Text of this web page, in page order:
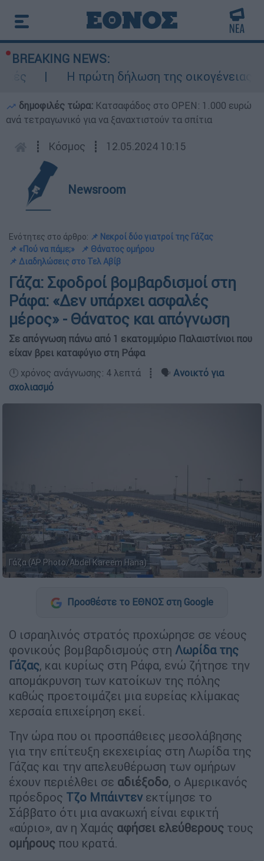
BREAKING NEWS:
Η πρώτη δήλωση της οικογένειας της
δημοφιλές τώρα: Κατσαφάδος στο OPEN: 1.000 ευρώ
ανά τετραγωνικό για να ξαναχτιστούν τα σπίτια
┋ Κόσμος ┋ 12.05.2024 10:15
Newsroom
Ενότητες στο άρθρο: 📌 Νεκροί δύο γιατροί της Γάζας
📌 «Πού να πάμε;»
📌 Θάνατος ομήρου
📌 Διαδηλώσεις στο Τελ Αβίβ
Γάζα: Σφοδροί βομβαρδισμοί στη
Ράφα: «Δεν υπάρχει ασφαλές
μέρος» - Θάνατος και απόγνωση
Σε απόγνωση πάνω από 1 εκατομμύριο Παλαιστίνιοι που
είχαν βρει καταφύγιο στη Ράφα
🕛 χρόνος ανάγνωσης: 4 λεπτά ┋ 🗣️ Ανοικτό για
σχολιασμό
Γάζα (AP Photo/Abdel Kareem Hana)
Προσθέστε το ΕΘΝΟΣ στη Google
Ο ισραηλινός στρατός προχώρησε σε νέους
φονικούς βομβαρδισμούς στη Λωρίδα της
Γάζας, και κυρίως στη Ράφα, ενώ ζήτησε την
απομάκρυνση των κατοίκων της πόλης
καθώς προετοιμάζει μια ευρείας κλίμακας
χερσαία επιχείρηση εκεί.
Την ώρα που οι προσπάθειες μεσολάβησης
για την επίτευξη εκεχειρίας στη Λωρίδα της
Γάζας και την απελευθέρωση των ομήρων
έχουν περιέλθει σε αδιέξοδο, ο Αμερικανός
πρόεδρος Τζο Μπάιντενεκτίμησε το
Σάββατο ότι μια ανακωχή είναι εφικτή
«αύριο», αν η Χαμάς αφήσει ελεύθερους τους
ομήρους που κρατά.